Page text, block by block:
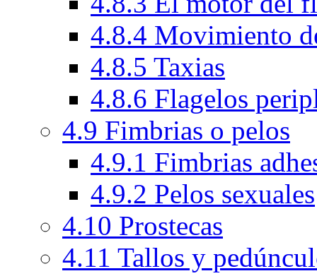
4.8.4 Movimiento
4.8.5 Taxias
4.8.6 Flagelos
4.9 Fimbrias o pelos
4.9.1 Fimbrias
4.9.2 Pelos sexuales
4.10 Prostecas
4.11 Tallos y